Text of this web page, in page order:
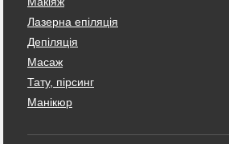
Лазерна епіляція
Депіляція
Масаж
Тату, пірсинг
Манікюр